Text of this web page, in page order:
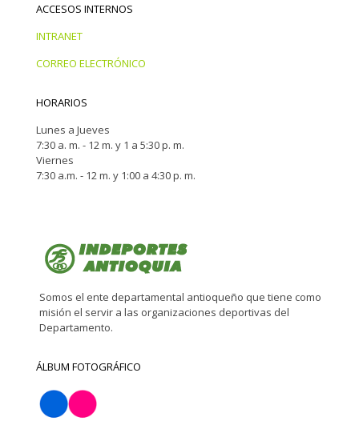
ACCESOS INTERNOS
INTRANET
CORREO ELECTRÓNICO
HORARIOS
Lunes a Jueves
7:30 a. m. - 12 m. y 1 a 5:30 p. m.
Viernes
7:30 a.m. - 12 m. y 1:00 a 4:30 p. m.
Somos el ente departamental antioqueño que tiene como
misión el servir a las organizaciones deportivas del
Departamento.
ÁLBUM FOTOGRÁFICO